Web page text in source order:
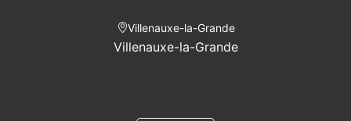
Villenauxe-la-Grande
Villenauxe-la-Grande